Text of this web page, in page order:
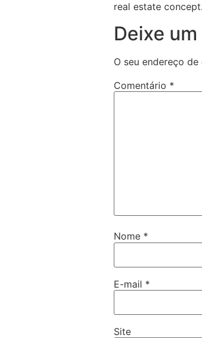
real estate concept.
Deixe
O seu endereço
Comentário *
Nome *
E-mail *
Site